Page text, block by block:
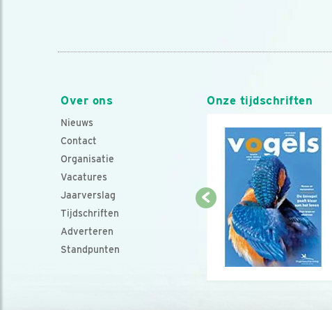
Over ons
Nieuws
Contact
Organisatie
Vacatures
Jaarverslag
Tijdschriften
Adverteren
Standpunten
Onze tijdschriften